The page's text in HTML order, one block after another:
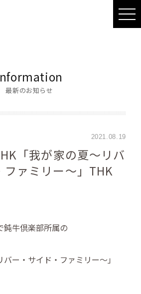
最新のお知らせ
2021.08.19
「我が家の夏～リバ
ファミリー～」THK
鈍牛倶楽部所属の
バー・サイド・ファミリー～」